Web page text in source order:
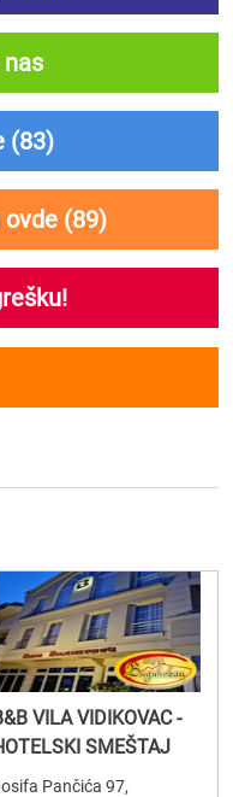
(83)
(89)
VILA VIDIKOVAC -
SMEŠTAJ
Pančića 97,